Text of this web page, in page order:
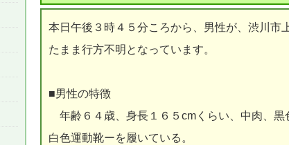
本日午後３時４５分ころから、男性が、渋川市
たまま行方不明となっています。
■男性の特徴
年齢６４歳、身長１６５cmくらい、中肉、黒
白色運動靴ーを履いている。